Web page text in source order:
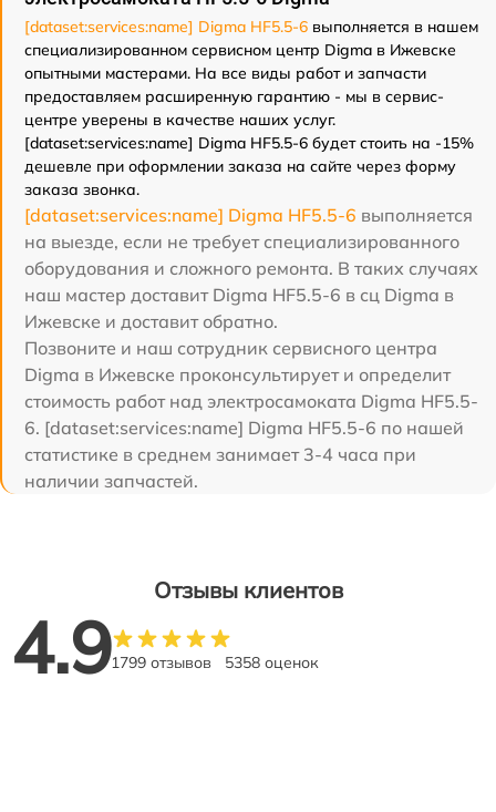
[dataset:services:name] Digma HF5.5-6 выполняется в нашем
специализированном сервисном центр Digma в Ижевске
опытными мастерами. На все виды работ и запчасти
предоставляем расширенную гарантию - мы в сервис-
центре уверены в качестве наших услуг.
[dataset:services:name] Digma HF5.5-6 будет стоить на -15%
дешевле при оформлении заказа на сайте через форму
заказа звонка.
[dataset:services:name] Digma HF5.5-6 выполняется
на выезде, если не требует специализированного
оборудования и сложного ремонта. В таких случаях
наш мастер доставит Digma HF5.5-6 в сц Digma в
Ижевске и доставит обратно.
Позвоните и наш сотрудник сервисного центра
Digma в Ижевске проконсультирует и определит
стоимость работ над электросамоката Digma HF5.5-
6. [dataset:services:name] Digma HF5.5-6 по нашей
статистике в среднем занимает 3-4 часа при
наличии запчастей.
Отзывы клиентов
4.91799 отзывов 5358 оценок